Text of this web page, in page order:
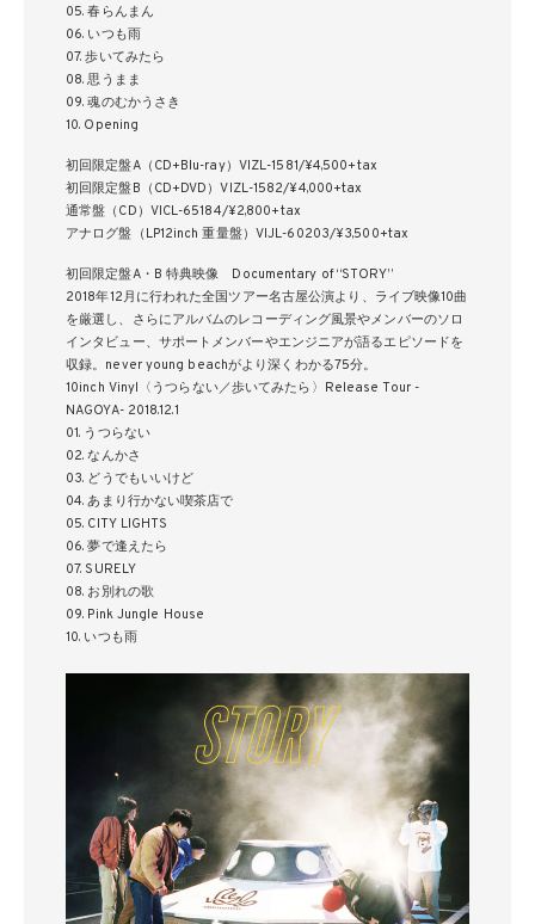
05. 春らんまん
06. いつも雨
07. 歩いてみたら
08. 思うまま
09. 魂のむかうさき
10. Opening
初回限定盤A（CD+Blu-ray）VIZL-1581/¥4,500+tax
初回限定盤B（CD+DVD）VIZL-1582/¥4,000+tax
通常盤（CD）VICL-65184/¥2,800+tax
アナログ盤（LP12inch 重量盤）VIJL-60203/¥3,500+tax
初回限定盤A・B 特典映像 Documentary of “STORY”
2018年12月に行われた全国ツアー名古屋公演より、ライブ映像10曲
を厳選し、さらにアルバムのレコーディング風景やメンバーのソロ
インタビュー、サポートメンバーやエンジニアが語るエピソードを
収録。never young beachがより深くわかる75分。
10inch Vinyl〈うつらない／歩いてみたら〉Release Tour -
NAGOYA- 2018.12.1
01. うつらない
02. なんかさ
03. どうでもいいけど
04. あまり行かない喫茶店で
05. CITY LIGHTS
06. 夢で逢えたら
07. SURELY
08. お別れの歌
09. Pink Jungle House
10. いつも雨